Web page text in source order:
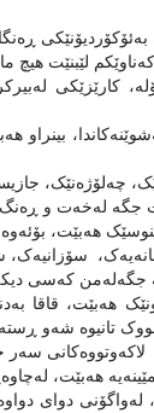
لێبنێت
کارێزێکی
بینراو
چەلۆژەنێک،
جگە لەخەت و ڕەنگ
هەبێت،
جگەلەمن کەسی دیکە
هەبێت، قاقا
تانیوە شەو
لاکەوتووەکانی
هەبێت،
دوای